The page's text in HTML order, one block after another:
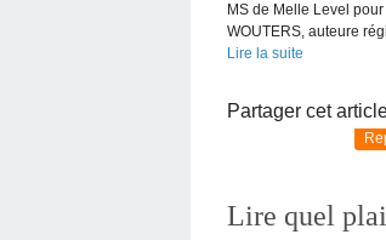
MS de Melle Level
WOUTERS, auteure
Lire la suite
Partager cet
Lire quel